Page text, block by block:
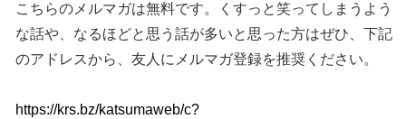
こちらのメルマガは無料です。くすっと笑ってしまうよう
な話や、なるほどと思う話が多いと思った方はぜひ、下記
のアドレスから、友人にメルマガ登録を推奨ください。
https://krs.bz/katsumaweb/c?